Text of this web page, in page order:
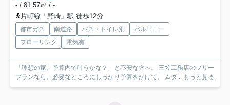
- / 81.57㎡ / -
片町線「野崎」駅 徒歩12分
都市ガス 南道路 バス・トイレ別
バルコニー
フローリング
電気有
「理想の家、予算内で叶うかな？」と不安な方へ。 三笠工務店のフリー
プランなら、必要なところにしっかり予算をかけて、 ムダ... もっと見る